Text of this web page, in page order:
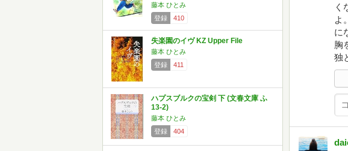
藤本 ひとみ
登録
410
失楽園のイヴ KZ Upper File
藤本 ひとみ
登録
411
ハプスブルクの宝剣 下 (文春文庫 ふ
13-2)
藤本 ひとみ
登録
404
く
よ
に
胸
独